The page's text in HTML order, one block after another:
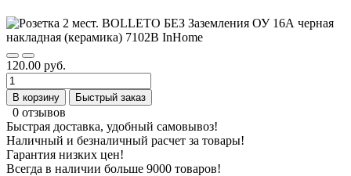
120.00 руб.
В корзину Быстрый заказ
0 отзывов
Быстрая доставка, удобный самовывоз!
Наличный и безналичный расчет за товары!
Гарантия низких цен!
Всегда в наличии больше 9000 товаров!